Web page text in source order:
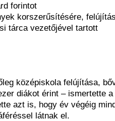
forintot
korszerűsítésére,
tárca vezetőjével tartott
középiskola felújítása,
diákot érint – ismertette a
azt is, hogy év végéig
látnak el.